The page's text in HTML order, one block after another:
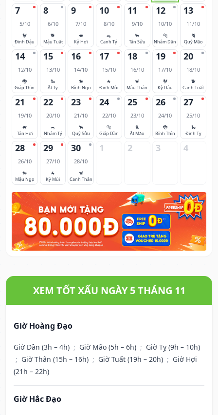
7
5/10
🐓
Đinh Dậu
8
6/10
🐕
Mậu Tuất
9
7/10
🐖
Kỷ Hợi
10
8/10
🐀
Canh Tý
11
9/10
🐂
Tân Sửu
12
10/10
🐅
Nhâm Dần
13
11/10
🐈
Quý Mão
14
12/10
🐉
Giáp Thìn
15
13/10
🐍
Ất Tỵ
16
14/10
🐎
Bính Ngọ
17
15/10
🐐
Đinh Mùi
18
16/10
🐒
Mậu Thân
19
17/10
🐓
Kỷ Dậu
20
18/10
🐕
Canh Tuất
21
19/10
🐖
Tân Hợi
22
20/10
🐀
Nhâm Tý
23
21/10
🐂
Quý Sửu
24
22/10
🐅
Giáp Dần
25
23/10
🐈
Ất Mão
26
24/10
🐉
Bính Thìn
27
25/10
🐍
Đinh Tỵ
28
26/10
🐎
Mậu Ngọ
29
27/10
🐐
Kỷ Mùi
30
28/10
🐒
Canh Thân
1 2 3 4
XEM TỐT XẤU NGÀY 5 THÁNG 11
Giờ Hoàng Đạo
Giờ Dần (3h – 4h) ; Giờ Mão (5h – 6h) ; Giờ Tỵ (9h – 10h)
; Giờ Thân (15h – 16h) ; Giờ Tuất (19h – 20h) ; Giờ Hợi
(21h – 22h)
Giờ Hắc Đạo